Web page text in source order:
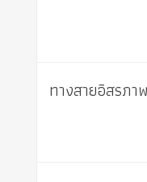
ทางสายอิสรภา